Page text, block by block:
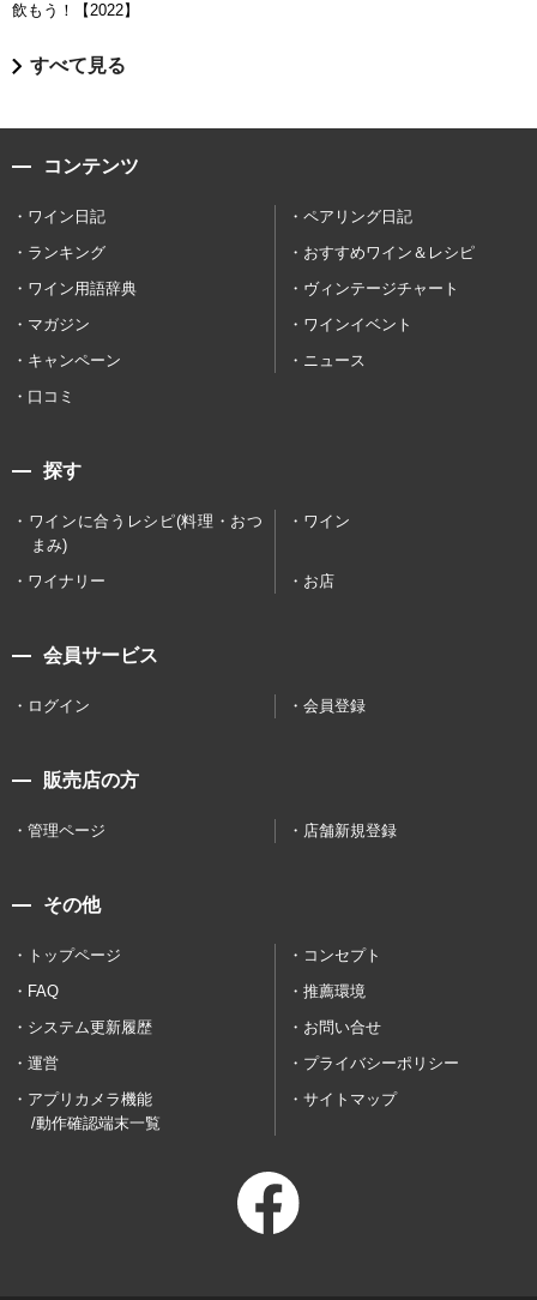
飲もう！【2022】
すべて見る
コンテンツ
ワイン日記
ペアリング日記
ランキング
おすすめワイン＆レシピ
ワイン用語辞典
ヴィンテージチャート
マガジン
ワインイベント
キャンペーン
ニュース
口コミ
探す
ワインに合うレシピ(料理・おつ
まみ)
ワイン
ワイナリー お店
会員サービス
ログイン 会員登録
販売店の方
管理ページ 店舗新規登録
その他
トップページ
コンセプト
FAQ
推薦環境
システム更新履歴
お問い合せ
運営
プライバシーポリシー
アプリカメラ機能
/動作確認端末一覧
サイトマップ